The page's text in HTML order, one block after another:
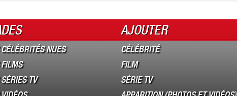
NUES
TV
AJOUTER
CÉLÉBRITÉ
FILM
SÉRIE TV